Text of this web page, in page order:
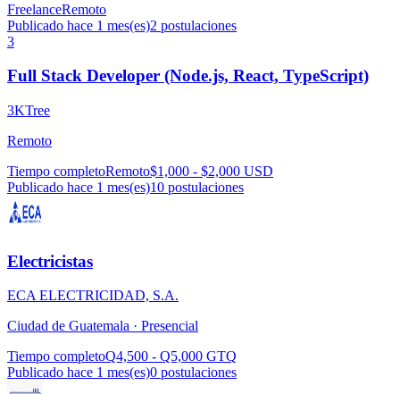
FreelanceRemoto
Publicado hace 1 mes(es)2 postulaciones
3
Full Stack Developer (Node.js, React, TypeScript)
3KTree
Remoto
Tiempo completoRemoto$1,000 - $2,000 USD
Publicado hace 1 mes(es)10 postulaciones
Electricistas
ECA ELECTRICIDAD, S.A.
Ciudad de Guatemala · Presencial
Tiempo completoQ4,500 - Q5,000 GTQ
Publicado hace 1 mes(es)0 postulaciones